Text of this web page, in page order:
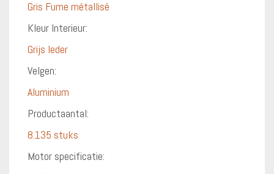
Gris Fume métallisé
Kleur Interieur:
Grijs leder
Velgen:
Aluminium
Productaantal:
8.135 stuks
Motor specificatie: